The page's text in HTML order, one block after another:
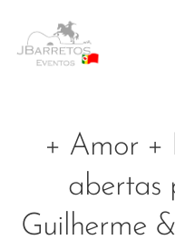
+ Amor +
abertas
Guilherme